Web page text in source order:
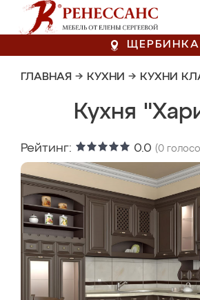
ЩЕРБИНКА
ГЛАВНАЯ → КУХНИ → КУХНИ
Кухня
Рейтинг: 0.0 (0